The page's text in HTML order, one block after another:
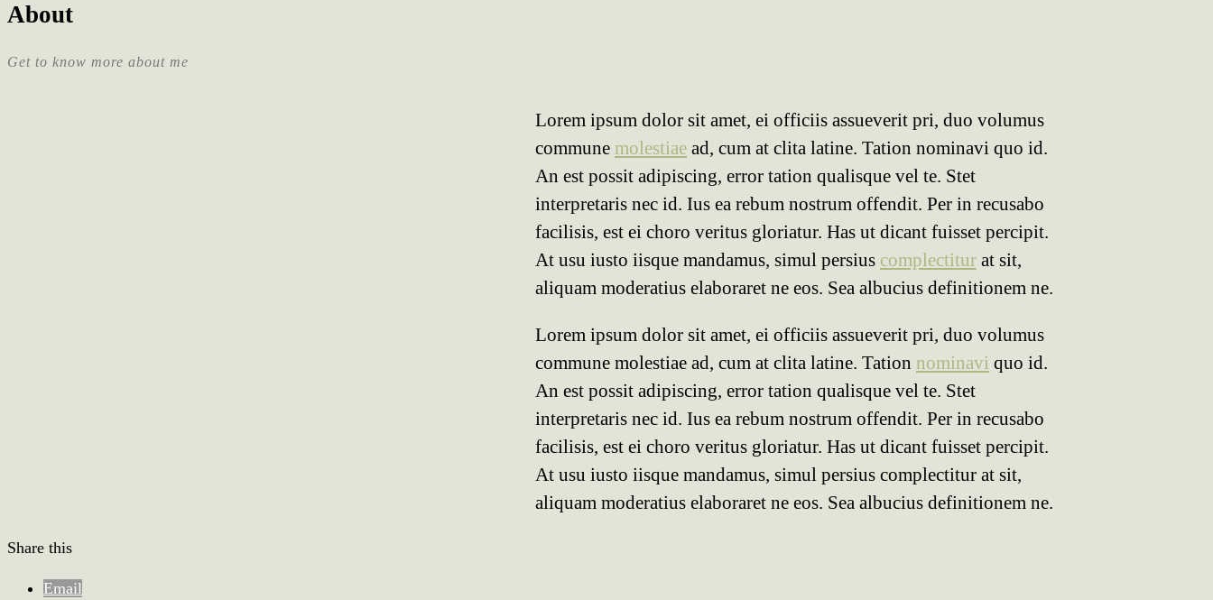
About
Get to know more about me
Lorem ipsum dolor sit amet, ei officiis assueverit pri, duo volumus
commune molestiae ad, cum at clita latine. Tation nominavi quo id.
An est possit adipiscing, error tation qualisque vel te. Stet
interpretaris nec id. Ius ea rebum nostrum offendit. Per in recusabo
facilisis, est ei choro veritus gloriatur. Has ut dicant fuisset percipit.
At usu iusto iisque mandamus, simul persius complectitur at sit,
aliquam moderatius elaboraret ne eos. Sea albucius definitionem ne.
Lorem ipsum dolor sit amet, ei officiis assueverit pri, duo volumus
commune molestiae ad, cum at clita latine. Tation nominavi quo id.
An est possit adipiscing, error tation qualisque vel te. Stet
interpretaris nec id. Ius ea rebum nostrum offendit. Per in recusabo
facilisis, est ei choro veritus gloriatur. Has ut dicant fuisset percipit.
At usu iusto iisque mandamus, simul persius complectitur at sit,
aliquam moderatius elaboraret ne eos. Sea albucius definitionem ne.
Share this
Email